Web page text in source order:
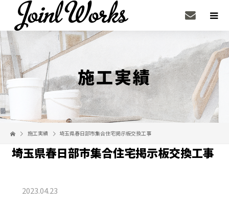
施工実績
施工実績 埼玉県春日部市集合住宅掲示板交換工事
埼玉県春日部市集合住宅掲示板交換工事
2023.04.23